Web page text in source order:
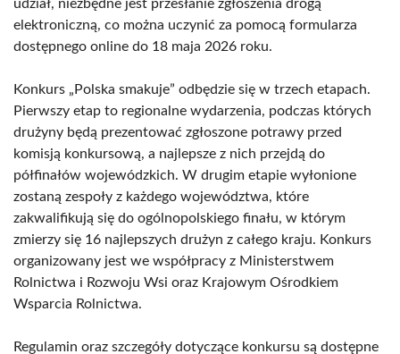
udział, niezbędne jest przesłanie zgłoszenia drogą
elektroniczną, co można uczynić za pomocą formularza
dostępnego online do 18 maja 2026 roku.
Konkurs „Polska smakuje” odbędzie się w trzech etapach.
Pierwszy etap to regionalne wydarzenia, podczas których
drużyny będą prezentować zgłoszone potrawy przed
komisją konkursową, a najlepsze z nich przejdą do
półfinałów wojewódzkich. W drugim etapie wyłonione
zostaną zespoły z każdego województwa, które
zakwalifikują się do ogólnopolskiego finału, w którym
zmierzy się 16 najlepszych drużyn z całego kraju. Konkurs
organizowany jest we współpracy z Ministerstwem
Rolnictwa i Rozwoju Wsi oraz Krajowym Ośrodkiem
Wsparcia Rolnictwa.
Regulamin oraz szczegóły dotyczące konkursu są dostępne